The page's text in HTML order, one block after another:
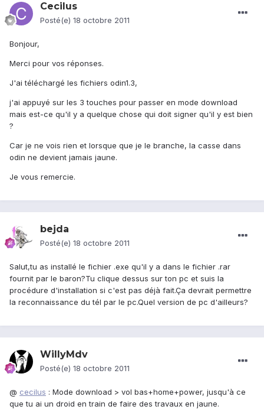
Cecilus
Posté(e) 18 octobre 2011
Bonjour,
Merci pour vos réponses.
J'ai téléchargé les fichiers odin1.3,
j'ai appuyé sur les 3 touches pour passer en mode download
mais est-ce qu'il y a quelque chose qui doit signer qu'il y est bien
?
Car je ne vois rien et lorsque que je le branche, la casse dans
odin ne devient jamais jaune.
Je vous remercie.
bejda
Posté(e) 18 octobre 2011
Salut,tu as installé le fichier .exe qu'il y a dans le fichier .rar
fournit par le baron?Tu clique dessus sur ton pc et suis la
procédure d'installation si c'est pas déjà fait.Ça devrait permettre
la reconnaissance du tél par le pc.Quel version de pc d'ailleurs?
WillyMdv
Posté(e) 18 octobre 2011
@ cecilus : Mode download > vol bas+home+power, jusqu'à ce
que tu ai un droid en train de faire des travaux en jaune.